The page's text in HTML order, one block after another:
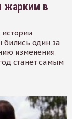
жарким в
один за
изменения
станет самым